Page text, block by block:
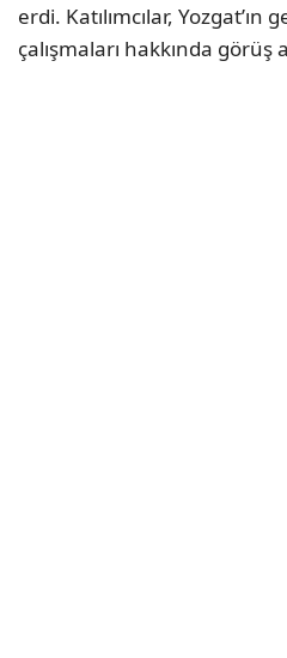
erdi. Katılımcılar, Yozgat’ın
çalışmaları hakkında